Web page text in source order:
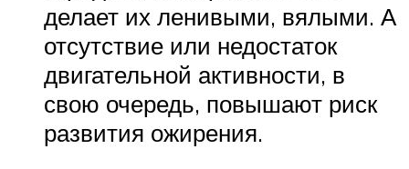
делает их ленивыми, вялыми. А
отсутствие или недостаток
двигательной активности, в
свою очередь, повышают риск
развития ожирения.